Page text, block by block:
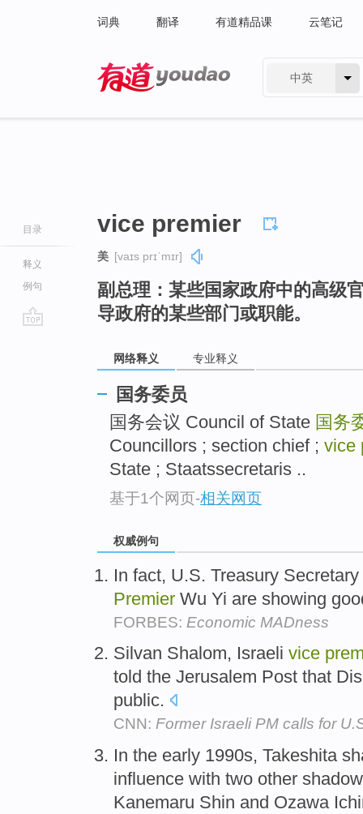
词典 翻译 有道精品课 云笔记
中英
目录
释义
例句
vice premier
美 [vaɪs prɪˈmɪr]
副总理：某些国家政府中的高级
导政府的某些部门或职能。
网络释义 专业释义
国务委员
国务会议 Council of State 国务
Councillors ; section chief ; vice
State ; Staatssecretaris ..
基于1个网页-相关网页
权威例句
In fact, U.S. Treasury
Premier Wu Yi are showing
FORBES: Economic MADness
Silvan Shalom, Israeli vice
told the Jerusalem Post that
public.
CNN: Former Israeli PM calls for
In the early 1990s, Takeshita
influence with two other
Kanemaru Shin and Ozawa